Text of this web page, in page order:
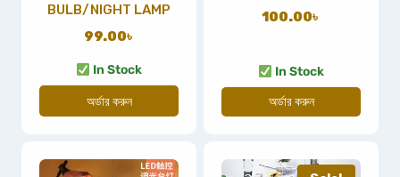
BULB/NIGHT LAMP
99.00৳
In Stock
অর্ডার করুন
100.00৳
In Stock
অর্ডার করুন